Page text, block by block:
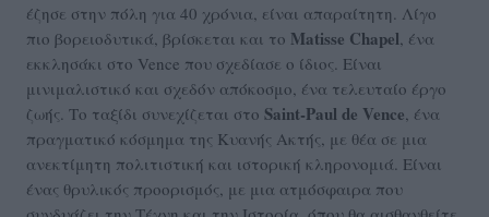
έζησε στην πόλη για 40 χρόνια, είναι απαραίτητη. Λίγο
πιο βορειοδυτικά, βρίσκεται και το Matisse Chapel , ένα
εκκλησάκι στο Vence που σχεδίασε ο ίδιος. Είναι
μινιμαλιστικό και σχεδόν απόκοσμο, ένα τελευταίο έργο
ζωής. Το ταξίδι συνεχίζεται στο Saint-Paul de Vence , ένα
πραγματικό κόσμημα της Κυανής Ακτής, με θέα σε μια
ανεκτίμητη πολιτιστική και ιστορική κληρονομιά. Είναι
ένας θρυλικός προορισμός, με μια ατμόσφαιρα που